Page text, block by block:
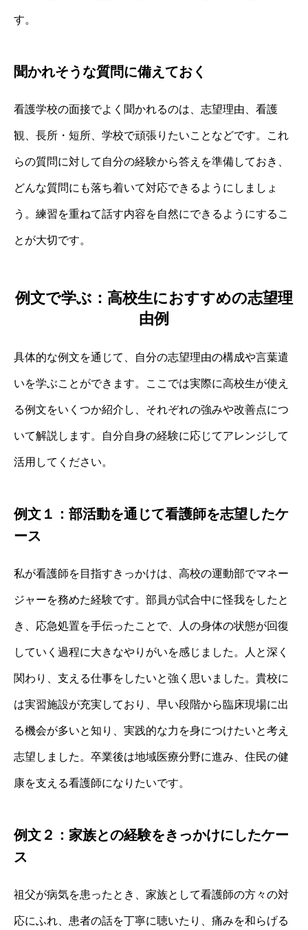
す。
聞かれそうな質問に備えておく
看護学校の面接でよく聞かれるのは、志望理由、看護
観、長所・短所、学校で頑張りたいことなどです。これ
らの質問に対して自分の経験から答えを準備しておき、
どんな質問にも落ち着いて対応できるようにしましょ
う。練習を重ねて話す内容を自然にできるようにするこ
とが大切です。
例文で学ぶ：高校生におすすめの志望理
由例
具体的な例文を通じて、自分の志望理由の構成や言葉遣
いを学ぶことができます。ここでは実際に高校生が使え
る例文をいくつか紹介し、それぞれの強みや改善点につ
いて解説します。自分自身の経験に応じてアレンジして
活用してください。
例文１：部活動を通じて看護師を志望したケ
ース
私が看護師を目指すきっかけは、高校の運動部でマネー
ジャーを務めた経験です。部員が試合中に怪我をしたと
き、応急処置を手伝ったことで、人の身体の状態が回復
していく過程に大きなやりがいを感じました。人と深く
関わり、支える仕事をしたいと強く思いました。貴校に
は実習施設が充実しており、早い段階から臨床現場に出
る機会が多いと知り、実践的な力を身につけたいと考え
志望しました。卒業後は地域医療分野に進み、住民の健
康を支える看護師になりたいです。
例文２：家族との経験をきっかけにしたケー
ス
祖父が病気を患ったとき、家族として看護師の方々の対
応にふれ、患者の話を丁寧に聴いたり、痛みを和らげる